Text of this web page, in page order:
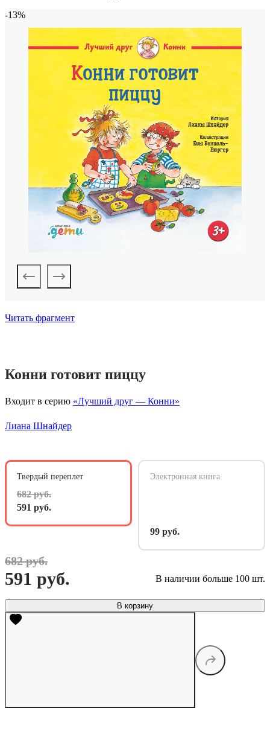
-13%
Читать фрагмент
Конни готовит пиццу
Входит в серию «Лучший друг — Конни»
Лиана Шнайдер
Твердый переплет
682 руб.
591 руб.
Электронная книга
99 руб.
682 руб.
591 руб. В наличии больше 100 шт.
В корзину